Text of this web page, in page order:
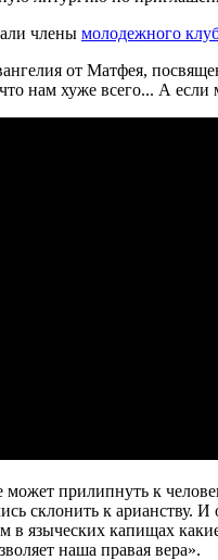
члены молодежного
от Матфея,
нам хуже всего... А
может прилипнуть к
склонить к арианству.
языческих капищах
наша правая вера».